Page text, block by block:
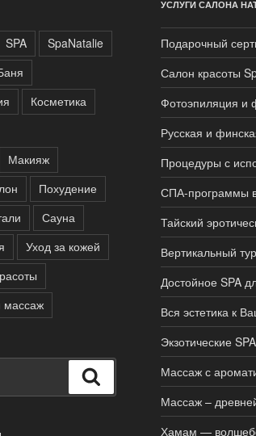
SPA
SpaNatalie
Косметика
Макияж
Похудение
Сауна
Уход за кожей
массаж
УСЛУГИ САЛОНА
Подарочный
Салон красоты
Фотоэпиляция и
Русская и
Процедуры с
СПА-программы
Тайский
Вертикальный
Достойное SPA
Вся эстетика к
Экзотические
Массаж с
Массаж –
Хамам —